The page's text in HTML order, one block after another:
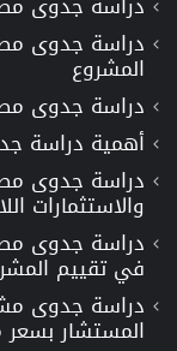
دراسة جدوى
المشروع
دراسة جدوى
أهمية دراسة
دراسة جدوى
والاستثمارات
دراسة جدوى
في تقييم
دراسة جدوى
المستشار